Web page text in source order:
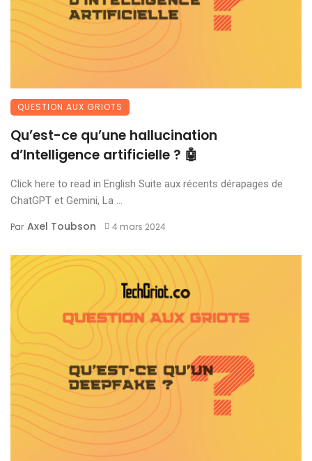
QUESTION AUX GRIOTS
Qu’est-ce qu’une hallucination
d’Intelligence artificielle ? 🤖
Click here to read in English Suite aux récents dérapages de
ChatGPT et Gemini, La ...
Par Axel Toubson 4 mars 2024